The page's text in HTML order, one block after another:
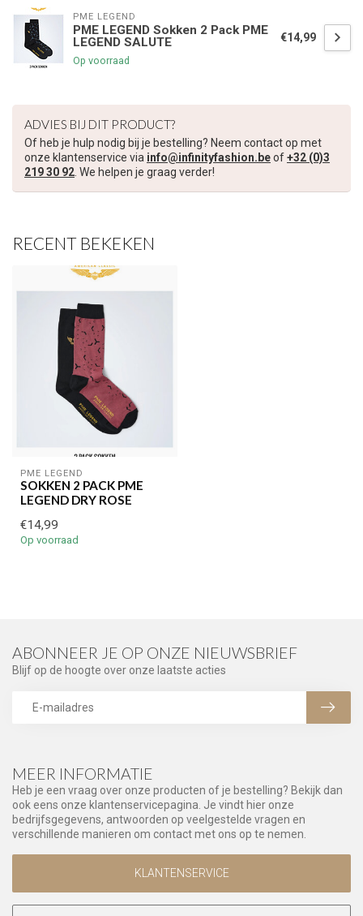
PME LEGEND
PME LEGEND Sokken 2 Pack PME
LEGEND SALUTE
Op voorraad
€14,99
ADVIES BIJ DIT PRODUCT?
Of heb je hulp nodig bij je bestelling? Neem contact op met
onze klantenservice via info@infinityfashion.beof+32 (0)3
219 30 92. We helpen je graag verder!
RECENT BEKEKEN
PME LEGEND
SOKKEN 2 PACK PME
LEGEND DRY ROSE
€14,99
Op voorraad
MEER INFORMATIE
Heb je een vraag over onze producten of je bestelling? Bekijk dan
ook eens onze klantenservicepagina. Je vindt hier onze
bedrijfsgegevens, antwoorden op veelgestelde vragen en
verschillende manieren om contact met ons op te nemen.
KLANTENSERVICE
ABONNEER JE OP ONZE NIEUWSBRIEF
Blijf op de hoogte over onze laatste acties
Schrijf je in voor onze nieuwsbrief om op de hoogte te blijven
over onze nieuwe collectie, en ontvang 5 euro kortingop je
volgende aankoop! 😀
Je korting is geldig bij een minimale bestelwaarde van €45,00